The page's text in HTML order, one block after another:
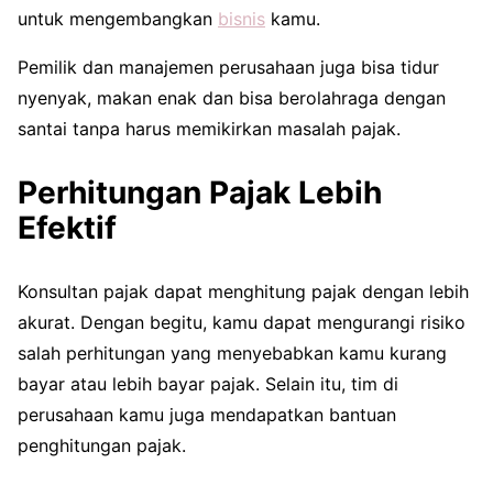
untuk mengembangkan bisnis kamu.
Pemilik dan manajemen perusahaan juga bisa tidur
nyenyak, makan enak dan bisa berolahraga dengan
santai tanpa harus memikirkan masalah pajak.
Perhitungan Pajak Lebih
Efektif
Konsultan pajak dapat menghitung pajak dengan lebih
akurat. Dengan begitu, kamu dapat mengurangi risiko
salah perhitungan yang menyebabkan kamu kurang
bayar atau lebih bayar pajak. Selain itu, tim di
perusahaan kamu juga mendapatkan bantuan
penghitungan pajak.